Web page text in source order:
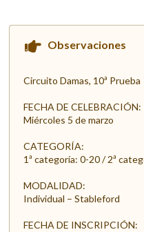
Observaciones
Circuito Damas, 10ª Prueba
FECHA DE CELEBRACIÓN:
Miércoles 5 de marzo
CATEGORÍA:
1ª categoría: 0-20 / 2ª
MODALIDAD:
Individual – Stableford
FECHA DE INSCRIPCIÓN: